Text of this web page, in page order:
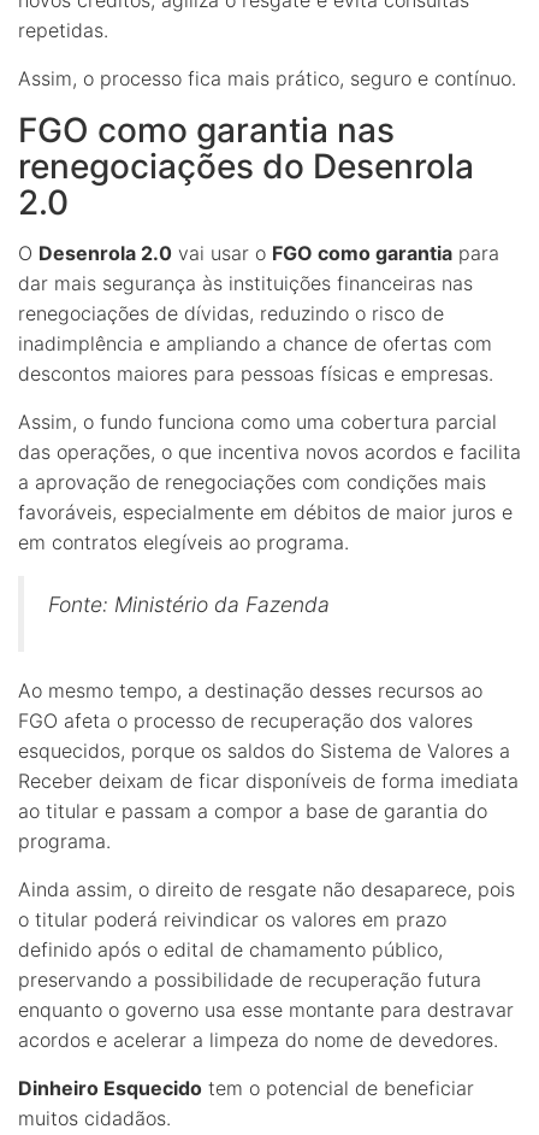
repetidas.
Assim, o processo fica mais prático, seguro e contínuo.
FGO como garantia nas
renegociações do Desenrola
2.0
O Desenrola 2.0 vai usar o FGO como garantia para
dar mais segurança às instituições financeiras nas
renegociações de dívidas, reduzindo o risco de
inadimplência e ampliando a chance de ofertas com
descontos maiores para pessoas físicas e empresas.
Assim, o fundo funciona como uma cobertura parcial
das operações, o que incentiva novos acordos e facilita
a aprovação de renegociações com condições mais
favoráveis, especialmente em débitos de maior juros e
em contratos elegíveis ao programa.
Fonte: Ministério da Fazenda
Ao mesmo tempo, a destinação desses recursos ao
FGO afeta o processo de recuperação dos valores
esquecidos, porque os saldos do Sistema de Valores a
Receber deixam de ficar disponíveis de forma imediata
ao titular e passam a compor a base de garantia do
programa.
Ainda assim, o direito de resgate não desaparece, pois
o titular poderá reivindicar os valores em prazo
definido após o edital de chamamento público,
preservando a possibilidade de recuperação futura
enquanto o governo usa esse montante para destravar
acordos e acelerar a limpeza do nome de devedores.
Dinheiro Esquecido tem o potencial de beneficiar
muitos cidadãos.